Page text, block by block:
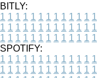
BITLY:
1 1 1 1 1 1 1 1 1 1 1 1 1
1 1 1 1 1 1 1 1 1 1 1 1 1
1 1 1 1 1 1 1 1 1 1 1 1 1
SPOTIFY:
1 1 1 1 1 1 1 1 1 1 1 1 1
1 1 1 1 1 1 1 1 1 1 1 1 1